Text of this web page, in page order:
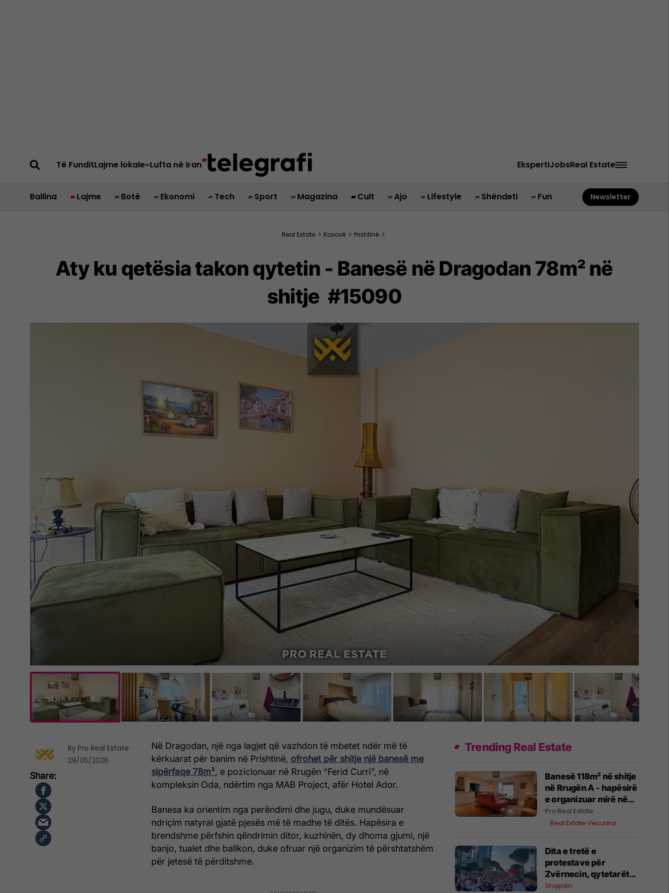
Të FunditLajme lokale Lufta në Iran EkspertiJobsReal Estate
Ballina Lajme Botë Ekonomi Tech Sport Magazina Cult Ajo Lifestyle Shëndeti Fun Newsletter
Real Estate > Kosovë > Prishtinë >
Aty ku qetësia takon qytetin - Banesë në Dragodan 78m² në
shitje #15090
Në Dragodan, një nga lagjet që vazhdon të mbetet ndër më të
kërkuarat për banim në Prishtinë, ofrohet për shitje një banesë me
sipërfaqe 78m², e pozicionuar në Rrugën “Ferid Curri”, në
kompleksin Oda, ndërtim nga MAB Project, afër Hotel Ador.
Banesa ka orientim nga perëndimi dhe jugu, duke mundësuar
ndriçim natyral gjatë pjesës më të madhe të ditës. Hapësira e
brendshme përfshin qëndrimin ditor, kuzhinën, dy dhoma gjumi, një
banjo, tualet dhe ballkon, duke ofruar një organizim të përshtatshëm
për jetesë të përditshme.
By Pro Real Estate
29/05/2026
Trending Real Estate
Banesë 118m² në shitje
në Rrugën A - hapësirë
e organizuar mirë në
një zonë në zhvillim
#14758
Pro Real Estate
Real Estate Vecuara
Dita e tretë e
protestave për
Zvërnecin, qytetarët
kërkojnë anulimin e
Shqipëri